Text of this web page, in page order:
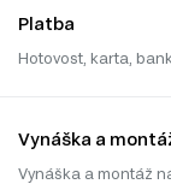
Platba
Hotovost, karta,
Vynáška a
Vynáška a montáž